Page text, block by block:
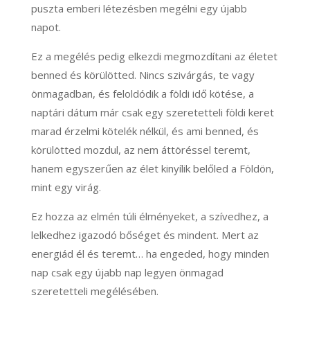
puszta emberi létezésben megélni egy újabb
napot.
Ez a megélés pedig elkezdi megmozdítani az életet
benned és körülötted. Nincs szivárgás, te vagy
önmagadban, és feloldódik a földi idő kötése, a
naptári dátum már csak egy szeretetteli földi keret
marad érzelmi kötelék nélkül, és ami benned, és
körülötted mozdul, az nem áttöréssel teremt,
hanem egyszerűen az élet kinyílik belőled a Földön,
mint egy virág.
Ez hozza az elmén túli élményeket, a szívedhez, a
lelkedhez igazodó bőséget és mindent. Mert az
energiád él és teremt… ha engeded, hogy minden
nap csak egy újabb nap legyen önmagad
szeretetteli megélésében.